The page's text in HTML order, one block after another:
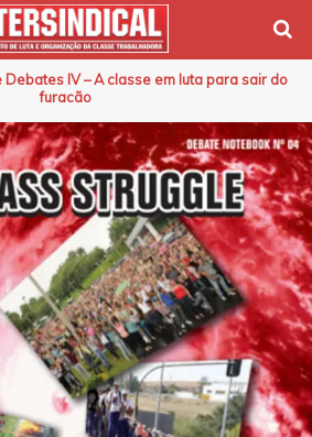
IV – A classe em luta para sair do
furacão